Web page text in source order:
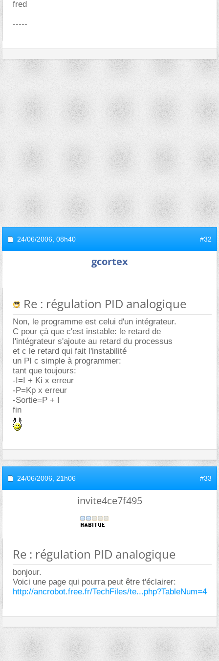
fred
-----
24/06/2006, 08h40 #32
gcortex
Re : régulation PID analogique
Non, le programme est celui d'un intégrateur.
C pour çà que c'est instable: le retard de
l'intégrateur s'ajoute au retard du processus
et c le retard qui fait l'instabilité
un PI c simple à programmer:
tant que toujours:
-I=I + Ki x erreur
-P=Kp x erreur
-Sortie=P + I
fin
24/06/2006, 21h06 #33
invite4ce7f495
Re : régulation PID analogique
bonjour.
Voici une page qui pourra peut être t'éclairer:
http://ancrobot.free.fr/TechFiles/te...php?TableNum=4